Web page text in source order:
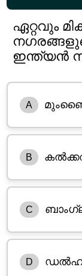
ഏറ്റവും
ഇന്ത്യൻ
A
B
C
D